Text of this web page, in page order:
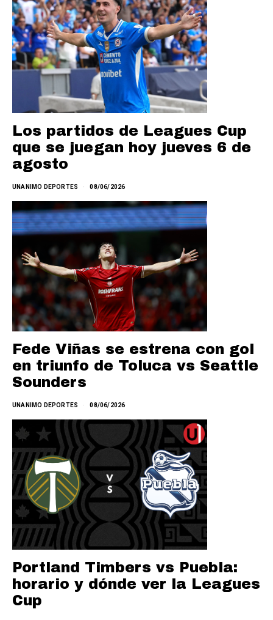
Los partidos de Leagues Cup
que se juegan hoy jueves 6 de
agosto
UNANIMO DEPORTES 08/06/2026
Fede Viñas se estrena con gol
en triunfo de Toluca vs Seattle
Sounders
UNANIMO DEPORTES 08/06/2026
Portland Timbers vs Puebla:
horario y dónde ver la Leagues
Cup